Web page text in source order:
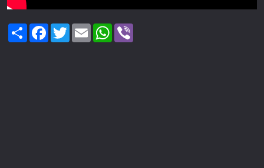
ShareFacebook
TwitterEmail WhatsApp